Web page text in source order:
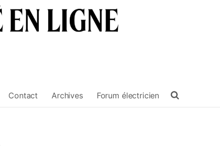
Contact Archives Forum électricien